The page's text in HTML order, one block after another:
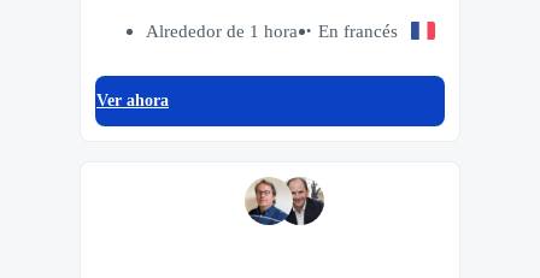
Alrededor de 1 hora En francés
Ver ahora